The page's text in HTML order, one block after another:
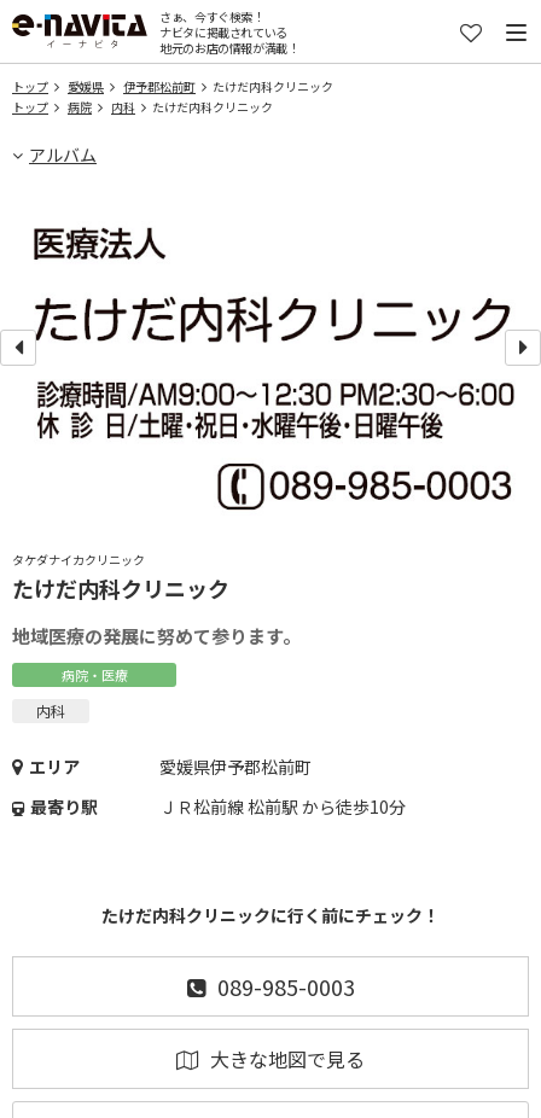
さぁ、今すぐ検索！
ナビタに掲載されている
地元のお店の情報が満載！
トップ 愛媛県 伊予郡松前町
たけだ内科クリニック
トップ
病院 内科 たけだ内科クリニック
アルバム
タケダナイカクリニック
たけだ内科クリニック
地域医療の発展に努めて参ります。
病院・医療
内科
エリア
愛媛県伊予郡松前町
最寄り駅
ＪＲ松前線 松前駅 から徒歩10分
たけだ内科クリニックに行く前にチェック！
089-985-0003
大きな地図で見る